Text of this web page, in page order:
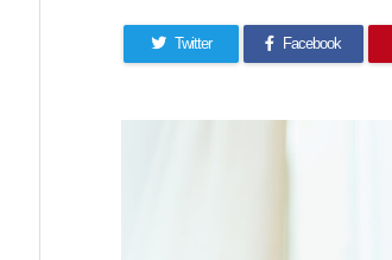
Twitter Facebook